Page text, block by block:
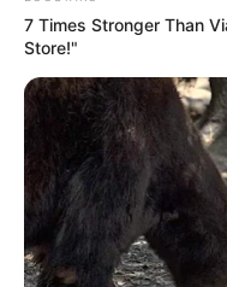
Пов’язаний запис
7 Times Stronger Than
Store!"